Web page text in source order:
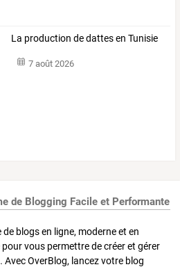
La production de dattes en Tunisie
7 août 2026
de Blogging Facile et Performante
blogs en ligne, moderne et en
vous permettre de créer et gérer
OverBlog, lancez votre blog